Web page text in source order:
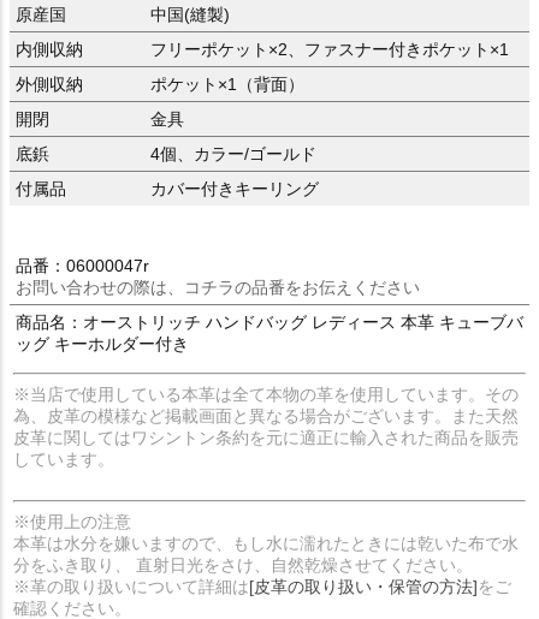
原産国
中国(縫製)
内側収納
フリーポケット×2、ファスナー付きポケット×1
外側収納
ポケット×1（背面）
開閉
金具
底鋲
4個、カラー/ゴールド
付属品
カバー付きキーリング
品番：06000047r
お問い合わせの際は、コチラの品番をお伝えください
商品名：オーストリッチ ハンドバッグ レディース 本革 キューブバ
ッグ キーホルダー付き
※当店で使用している本革は全て本物の革を使用しています。その
為、皮革の模様など掲載画面と異なる場合がございます。また天然
皮革に関してはワシントン条約を元に適正に輸入された商品を販売
しています。
※使用上の注意
本革は水分を嫌いますので、もし水に濡れたときには乾いた布で水
分をふき取り、 直射日光をさけ、自然乾燥させてください。
※革の取り扱いについて詳細は[皮革の取り扱い・保管の方法]をご
確認ください。